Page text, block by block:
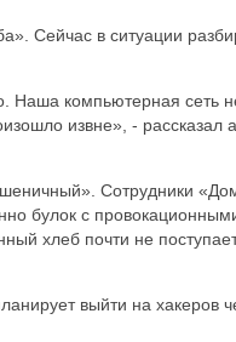
Сейчас в ситуации
компьютерная сеть
извне», - рассказал
Сотрудники
булок с
хлеб почти не
выйти на хакеров